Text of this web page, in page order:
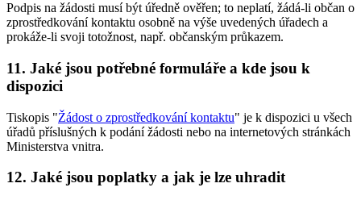
Podpis na žádosti musí být úředně ověřen; to neplatí, žádá-li občan o
zprostředkování kontaktu osobně na výše uvedených úřadech a
prokáže-li svoji totožnost, např. občanským průkazem.
11. Jaké jsou potřebné formuláře a kde jsou k
dispozici
Tiskopis "Žádost o zprostředkování kontaktu" je k dispozici u všech
úřadů příslušných k podání žádosti nebo na internetových stránkách
Ministerstva vnitra.
12. Jaké jsou poplatky a jak je lze uhradit